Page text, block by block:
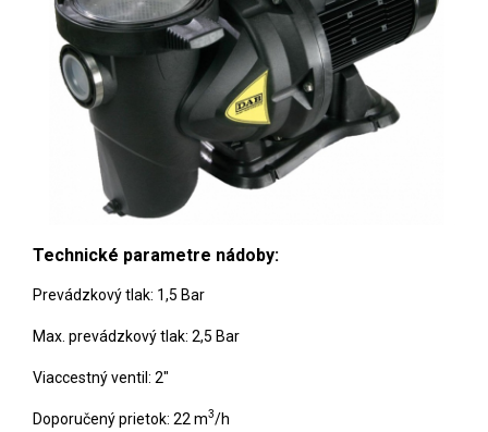
Technické parametre nádoby:
Prevádzkový tlak: 1,5 Bar
Max. prevádzkový tlak: 2,5 Bar
Viaccestný ventil: 2"
Doporučený prietok: 22 m3/h